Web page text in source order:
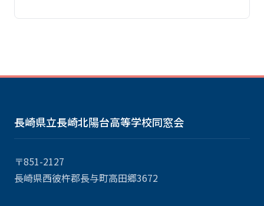
長崎県立長崎北陽台高等学校同窓会
〒851-2127
長崎県西彼杵郡長与町高田郷3672